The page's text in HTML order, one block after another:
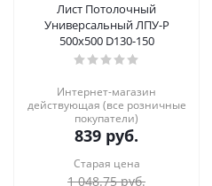
Лист Потолочный
Универсальный ЛПУ-Р
500x500 D130-150
Интернет-магазин
действующая (все розничные
покупатели)
839 руб.
Старая цена
1 048.75руб.